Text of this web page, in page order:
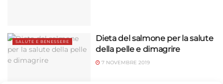
SALUTE E BENESSERE
Dieta del salmone per la salute
della pelle e dimagrire
7 NOVEMBRE 2019